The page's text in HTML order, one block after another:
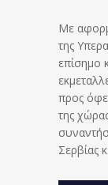
Με
της
επίσημο
προς
της
Σερβίας